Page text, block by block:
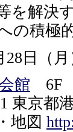
を解決
の積極
日（
館 6F
都港
図